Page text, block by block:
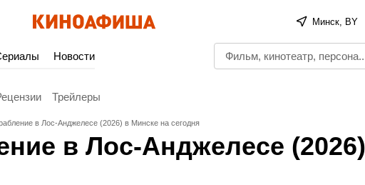
Минск, BY
Новости
Трейлеры
в Лос-Анджелесе (2026) в Минске на сегодня
в Лос-Анджелесе